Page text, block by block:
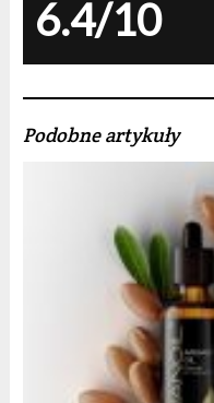
6.4/10
Podobne artykuły